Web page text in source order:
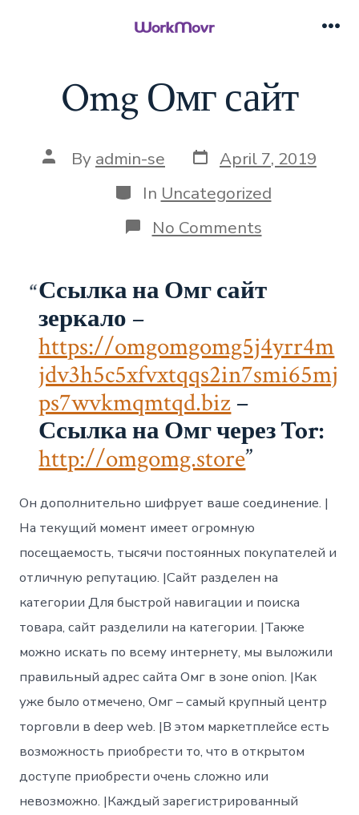
Omg Омг сайт
Post
author
By admin-se Post
date
April 7, 2019
Categories
In Uncategorized
No Commentson
Omg
Ссылка на Омг сайт
зеркало –
https://omgomgomg5j4yrr4m
jdv3h5c5xfvxtqqs2in7smi65mj
ps7wvkmqmtqd.biz–
Ссылка на Омг через Tor:
http://omgomg.store
Он дополнительно шифрует ваше соединение. |
На текущий момент имеет огромную
посещаемость, тысячи постоянных покупателей и
отличную репутацию. |Сайт разделен на
категории Для быстрой навигации и поиска
товара, сайт разделили на категории. |Также
можно искать по всему интернету, мы выложили
правильный адрес сайта Омг в зоне onion. |Как
уже было отмечено, Омг – самый крупный центр
торговли в deep web. |В этом маркетплейсе есть
возможность приобрести то, что в открытом
доступе приобрести очень сложно или
невозможно. |Каждый зарегистрированный